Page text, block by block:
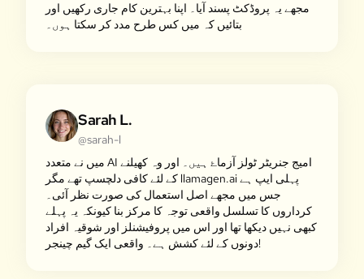
مجھے یہ پروڈکٹ پسند آیا۔ اپنا بہترین کام جاری رکھیں اور
بتائیں کہ میں کس طرح مدد کر سکتا ہوں۔
Sarah L.
@sarah-l
میں نے متعدد AI امیج جنریٹر ٹولز آزماۓ ہیں۔ اور وہ کھیلنے
کے لئے کافی دلچسپ تھے مگر llamagen.ai پہلی ایپ ہے
جس میں مجھے اصل استعمال کی صورت نظر آئی۔
کرداروں کا تسلسل واقعی توجہ کا مرکز بنا کیونکہ یہ پہلے
کبھی نہیں دیکھا تھا اور اس میں پروفیشنلز اور شوقیہ افراد
دونوں کے لئے کشش ہے۔ واقعی ایک گیم چینجر!